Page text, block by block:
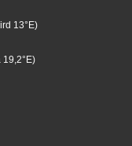
13°E)